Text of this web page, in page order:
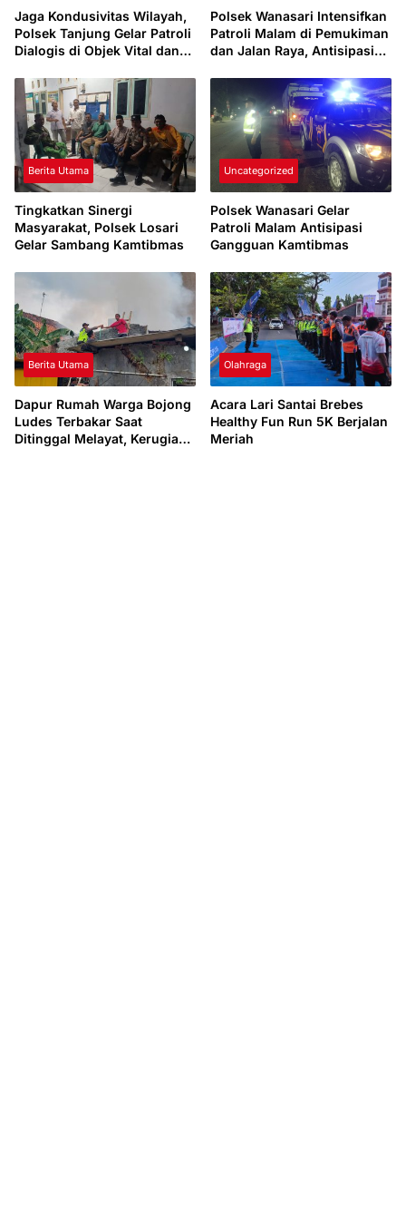
Jaga Kondusivitas Wilayah,
Polsek Tanjung Gelar Patroli
Dialogis di Objek Vital dan
Polsek Wanasari Intensifkan
Patroli Malam di Pemukiman
dan Jalan Raya, Antisipasi
Berita Utama
Tingkatkan Sinergi
Masyarakat, Polsek Losari
Gelar Sambang Kamtibmas
Uncategorized
Polsek Wanasari Gelar
Patroli Malam Antisipasi
Gangguan Kamtibmas
Berita Utama
Dapur Rumah Warga Bojong
Ludes Terbakar Saat
Ditinggal Melayat, Kerugian
Olahraga
Acara Lari Santai Brebes
Healthy Fun Run 5K Berjalan
Meriah